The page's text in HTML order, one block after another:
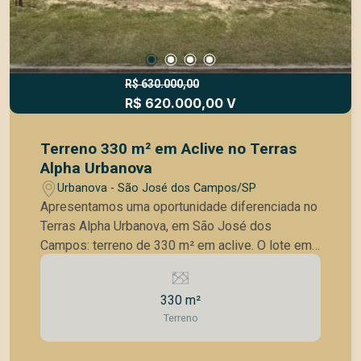
segurança 24h Viva com tranquilidade, conforto e
qualidade de vida em uma das regiões mais
valorizadas de São José dos Campos. Entre em
contato e venha conhecer essa oportunidade
R$ 630.000,00
R$ 620.000,00 V
Terreno 330 m² em Aclive no Terras
Alpha Urbanova
Urbanova - São José dos Campos/SP
Apresentamos uma oportunidade diferenciada no
Terras Alpha Urbanova, em São José dos
Campos: terreno de 330 m² em aclive. O lote em
aclive é ideal para um projeto imponente, com
fachada marcante, melhor aproveitamento de
iluminação natural e possibilidade de vistas
condomínios mais valorizados do Urbanova, o
330 m²
Terreno